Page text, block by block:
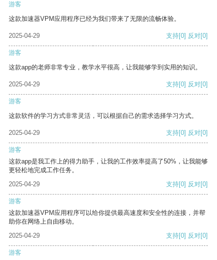
游客
这款加速器VPM应用程序已经为我们带来了无限的流畅体验。
2025-04-29 支持[0] 反对[0]
游客
这款app的老师非常专业，教学水平很高，让我能够学到实用的知识。
2025-04-29 支持[0] 反对[0]
游客
这款软件的学习方式非常灵活，可以根据自己的需求选择学习方式。
2025-04-29 支持[0] 反对[0]
游客
这款app是我工作上的得力助手，让我的工作效率提高了50%，让我能够
更轻松地完成工作任务。
2025-04-29
支持[0] 反对[0]
游客
这款加速器VPM应用程序可以给你提供最高速度和安全性的连接，并帮
助你在网络上自由移动。
2025-04-29
支持[0] 反对[0]
游客